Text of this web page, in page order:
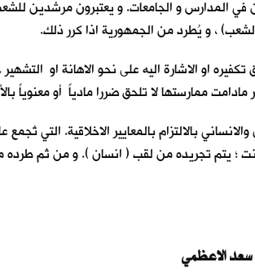
المدارس و الجامعات. و يعتبرون مرشدين
، و يُطرد من الجمهورية اذا كرر ذلك.
او الاشارة اليه على نحو الاهانة او
ممارستها لا تلحق ضررا مادياً أو معنوياً
بالالتزام بالمعايير الاخلاقية. التي
؛ يتم تجريده من لقب ( انسان ). و من ثم